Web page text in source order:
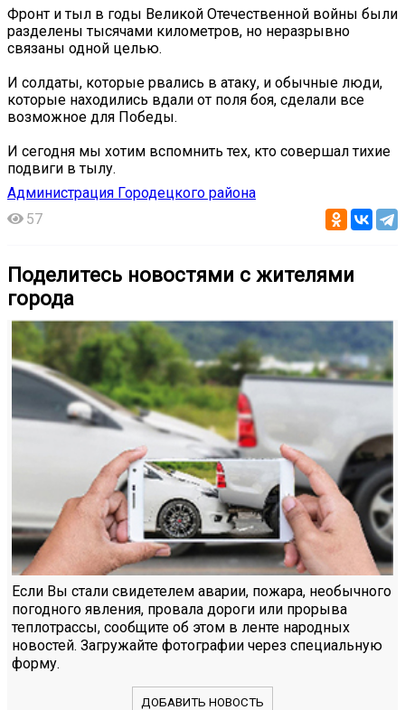
Фронт и тыл в годы Великой Отечественной войны были
разделены тысячами километров, но неразрывно
связаны одной целью.
И солдаты, которые рвались в атаку, и обычные люди,
которые находились вдали от поля боя, сделали все
возможное для Победы.
И сегодня мы хотим вспомнить тех, кто совершал тихие
подвиги в тылу.
Администрация Городецкого района
57
Поделитесь новостями с жителями
города
Если Вы стали свидетелем аварии, пожара, необычного
погодного явления, провала дороги или прорыва
теплотрассы, сообщите об этом в ленте народных
новостей. Загружайте фотографии через специальную
форму.
ДОБАВИТЬ НОВОСТЬ